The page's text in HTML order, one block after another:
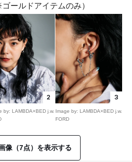
ールドアイテムのみ）
2
by: LAMBDA×BED j.w.
3
Image by: LAMBDA×BED j.w.
FORD
像（7点）を表示する